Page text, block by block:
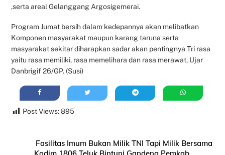
,serta areal Gelanggang Argosigemerai.
Program Jumat bersih dalam kedepannya akan melibatkan
Komponen masyarakat maupun karang taruna serta
masyarakat sekitar diharapkan sadar akan pentingnya Tri rasa
yaitu rasa memiliki, rasa memelihara dan rasa merawat, Ujar
Danbrigif 26/GP. (Susi)
Post Views: 895
Fasilitas Imum Bukan Milik TNI Tapi Milik Bersama
Kodim 1806 Teluk Bintuni Gandeng Pemkab